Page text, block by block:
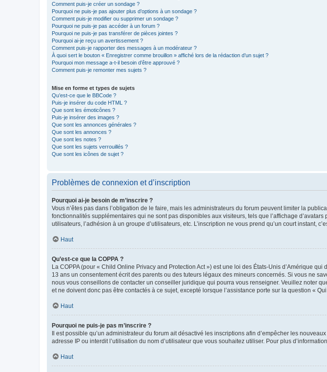
Comment puis-je créer un sondage ?
Pourquoi ne puis-je pas ajouter plus d’options à un sondage ?
Comment puis-je modifier ou supprimer un sondage ?
Pourquoi ne puis-je pas accéder à un forum ?
Pourquoi ne puis-je pas transférer de pièces jointes ?
Pourquoi ai-je reçu un avertissement ?
Comment puis-je rapporter des messages à un modérateur ?
À quoi sert le bouton « Enregistrer comme brouillon » affiché lors de la rédaction d’un sujet ?
Pourquoi mon message a-t-il besoin d’être approuvé ?
Comment puis-je remonter mes sujets ?
Mise en forme et types de sujets
Qu’est-ce que le BBCode ?
Puis-je insérer du code HTML ?
Que sont les émoticônes ?
Puis-je insérer des images ?
Que sont les annonces générales ?
Que sont les annonces ?
Que sont les notes ?
Que sont les sujets verrouillés ?
Que sont les icônes de sujet ?
Problèmes de connexion et d’inscription
Pourquoi ai-je besoin de m’inscrire ?
Vous n’êtes pas dans l’obligation de le faire, mais les administrateurs du forum peuvent limiter la
fonctionnalités supplémentaires qui ne sont pas disponibles aux visiteurs, tels que l’affichage
utilisateurs, l’adhésion à un groupe d’utilisateurs, etc. L’inscription ne vous prend qu’un court instant,
Haut
Qu’est-ce que la COPPA ?
La COPPA (pour « Child Online Privacy and Protection Act ») est une loi des États-Unis d’Amérique
13 ans un consentement écrit des parents ou des tuteurs légaux des mineurs concernés. Si vous ne
nous vous conseillons de contacter un conseiller juridique qui pourra vous renseigner. Veuillez noter
et ne doivent donc pas être contactés à ce sujet, excepté lorsque l’assistance porte sur la question «
Haut
Pourquoi ne puis-je pas m’inscrire ?
Il est possible qu’un administrateur du forum ait désactivé les inscriptions afin d’empêcher les
adresse IP ou interdit l’utilisation du nom d’utilisateur que vous souhaitez utiliser. Pour plus
Haut